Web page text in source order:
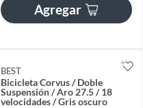
Agregar
BEST
Bicicleta Corvus / Doble
Suspensión / Aro 27.5 / 18
velocidades / Gris oscuro